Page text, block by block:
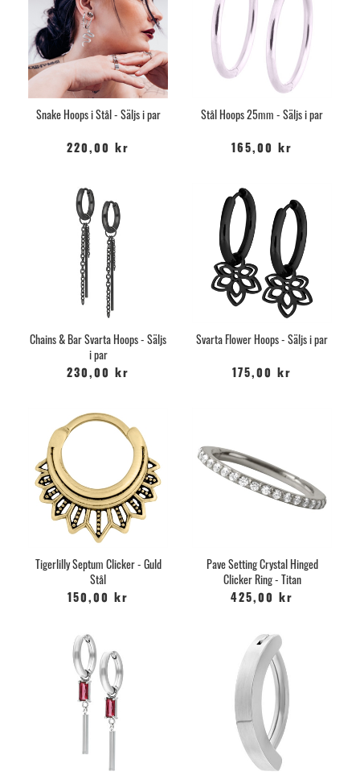
Snake Hoops i Stål - Säljs i par
220,00 kr
Stål Hoops 25mm - Säljs i par
165,00 kr
Chains & Bar Svarta Hoops - Säljs
i par
230,00 kr
Svarta Flower Hoops - Säljs i par
175,00 kr
Tigerlilly Septum Clicker - Guld
Stål
150,00 kr
Pave Setting Crystal Hinged
Clicker Ring - Titan
425,00 kr